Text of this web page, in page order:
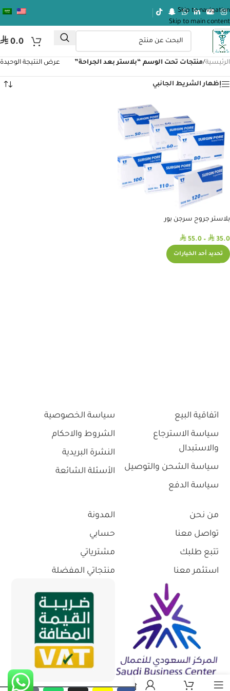
Skip to navigation
Skip to main content
⃁ 0.0
الرئيسية/منتجات تحت الوسم “بلاستر بعد الجراحة” عرض النتيجة الوحيدة
إظهار الشريط الجانبي
بلاستر جروح سرجن بور
⃁ 35.0
–
⃁ 55.0
تحديد أحد الخيارات
اتفاقية البيع
سياسة الاسترجاع
والاستبدال
سياسة الشحن والتوصيل
سياسة الدفع
سياسة الخصوصية
الشروط والاحكام
النشرة البريدية
الأسئلة الشائعة
من نحن
تواصل معنا
تتبع طلبك
استثمر معنا
المدونة
حسابي
مشترياتي
منتجاتي المفضلة